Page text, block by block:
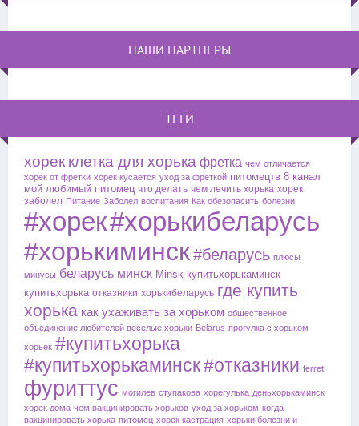
НАШИ ПАРТНЕРЫ
ТЕГИ
хорек клетка для хорька фретка чем отличается
хорек от фретки хорек кусается уход за фреткой питомецтв 8 канал
мой любимый питомец что делать чем лечить хорька хорек
заболел Питание Заболел воспитания Как обезопасить болезни
#хорек#хорькибеларусь
#хорькиминск#беларусь плюсы
минусы беларусь минск Minsk купитьхорькаминск
купитьхорька отказники хорькибеларусь где купить
хорька как ухаживать за хорьком общественное
объединение любителей веселые хорьки Belarus прогулка с хорьком
хорьек #купитьхорька
#купитьхорькаминск#отказники ferret
фуриттус могилев ступакова хорегулька деньхорькаминск
хорек дома чем вакцинировать хорьков уход за хорьком когда
вакцинировать хорька питомец хорек кастрация хорьки болезни и